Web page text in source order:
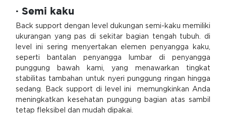
· Semi kaku
Back support dengan level dukungan semi-kaku memiliki
ukurangan yang pas di sekitar bagian tengah tubuh. di
level ini sering menyertakan elemen penyangga kaku,
seperti bantalan penyangga lumbar di penyangga
punggung bawah kami, yang menawarkan tingkat
stabilitas tambahan untuk nyeri punggung ringan hingga
sedang. Back support di level ini memungkinkan Anda
meningkatkan kesehatan punggung bagian atas sambil
tetap fleksibel dan mudah dipakai.